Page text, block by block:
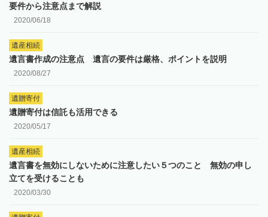
要件から注意点まで解説
2020/06/18
遺産相続
遺言書作成の注意点 遺言の要件は厳格、ポイントを説明
2020/08/27
遺贈寄付
遺贈寄付は信託も活用できる
2020/05/17
遺産相続
遺言書を無効にしないために注意したい５つのこと 無効の申し
立てを受けることも
2020/03/30